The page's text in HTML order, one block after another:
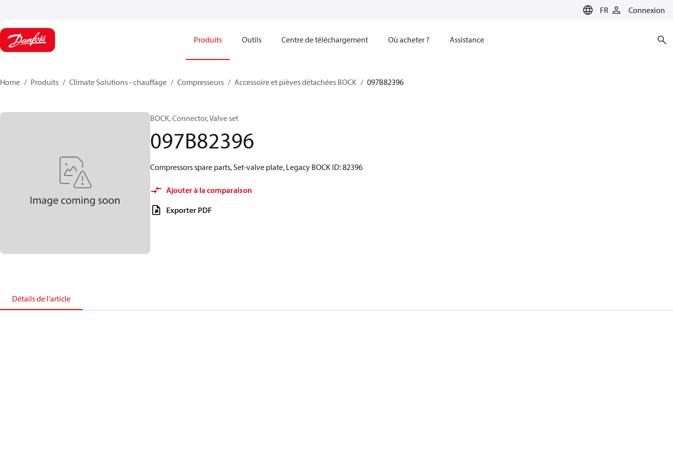
FR Connexion
Produits Outils Centre de téléchargement Où acheter ? Assistance
Home Produits Climate Solutions - chauffage Compresseurs Accessoire et pièves détachées BOCK 097B82396
BOCK, Connector, Valve set
097B82396
Compressors spare parts, Set-valve plate, Legacy BOCK ID: 82396
Ajouter à la comparaison
Exporter PDF
Détails de l’article